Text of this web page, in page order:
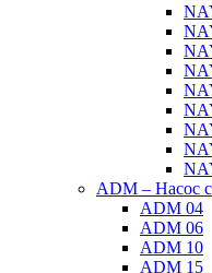
ADM – Насос
ADM 04
ADM 06
ADM 10
ADM 15